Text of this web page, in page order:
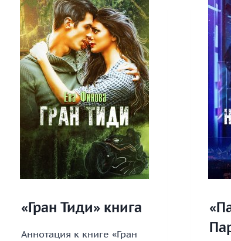
«Гран Тиди» книга
Аннотация к книге «Гран